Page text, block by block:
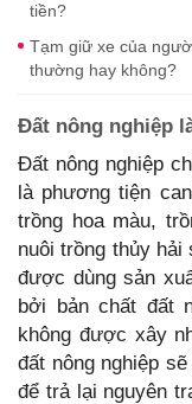
tiền?
Tạm giữ xe của
thường hay không?
Đất nông nghiệp
Đất nông nghiệp
là phương tiện
trồng hoa màu,
nuôi trồng thủy
được dùng sản
bởi bản chất đất
không được xây
đất nông nghiệp
để trả lại nguyên